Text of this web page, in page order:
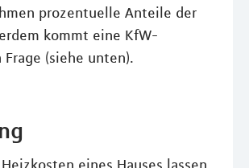
prozentuelle Anteile der
kommt eine KfW-
Frage (siehe unten).